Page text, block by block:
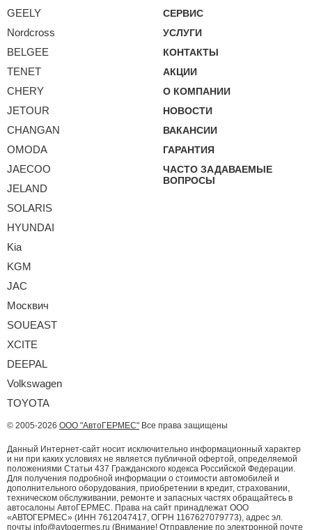
GEELY
Nordcross
BELGEE
TENET
CHERY
JETOUR
CHANGAN
OMODA
JAECOO
JELAND
SOLARIS
HYUNDAI
Kia
KGM
JAC
Москвич
SOUEAST
XCITE
DEEPAL
Volkswagen
TOYOTA
СЕРВИС
УСЛУГИ
КОНТАКТЫ
АКЦИИ
О КОМПАНИИ
НОВОСТИ
ВАКАНСИИ
ГАРАНТИЯ
ЧАСТО ЗАДАВАЕМЫЕ
ВОПРОСЫ
© 2005-2026 ООО "АвтоГЕРМЕС" Все права защищены
Данный Интернет-сайт носит исключительно информационный характер
и ни при каких условиях не является публичной офертой, определяемой
положениями Статьи 437 Гражданского кодекса Российской Федерации.
Для получения подробной информации о стоимости автомобилей и
дополнительного оборудования, приобретении в кредит, страховании,
техническом обслуживании, ремонте и запасных частях обращайтесь в
автосалоны АвтоГЕРМЕС. Права на сайт принадлежат ООО
«АВТОГЕРМЕС» (ИНН 7612047417, ОГРН 1167627079773), адрес эл.
почты info@avtogermes.ru (Внимание! Отправление по электронной почте